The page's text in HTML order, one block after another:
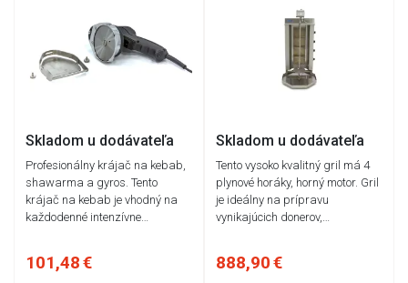
Skladom u dodávateľa
Profesionálny krájač na kebab,
shawarma a gyros. Tento
krájač na kebab je vhodný na
každodenné intenzívne…
101,48 €
Skladom u dodávateľa
Tento vysoko kvalitný gril má 4
plynové horáky, horný motor. Gril
je ideálny na prípravu
vynikajúcich donerov,…
888,90 €